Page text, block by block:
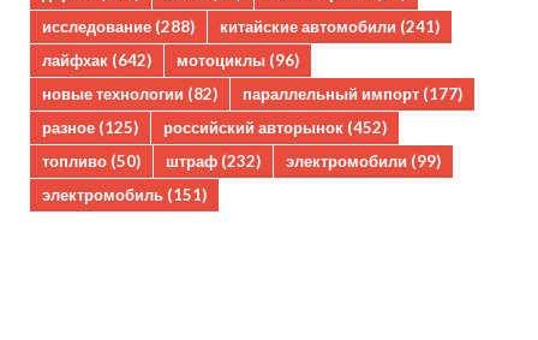
исследование (288) китайские автомобили (241)
лайфхак (642) мотоциклы (96)
новые технологии (82) параллельный импорт (177)
разное (125) российский авторынок (452)
топливо (50) штраф (232) электромобили (99)
электромобиль (151)